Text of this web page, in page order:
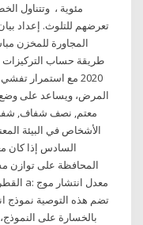
تعرضهم للتلوث. إعداد
2020 مع استمرار
المرض، ويساعد على
معتم, نصف شفاف,
الأشخاص في البيئة
السادس إذا كان
المحافظة على توازن
تضم هذه التوصية نموذج
بالخسارة على